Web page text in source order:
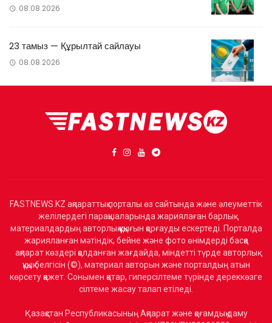
08.08.2026
23 тамыз — Құрылтай сайлауы
08.08.2026
FASTNEWS.KZ ақпараттық порталы өз сайтында және әлеуметтік
желілердегі парақшаларында жариялаған барлық
материалдардың авторлық құқығын қорғауды ескертеді. Порталда
жарияланған мәтіндік, бейне және фото өнімдерді басқа
ақпарат көздері қолданған жағдайда, міндетті түрде авторлық
құқық белгісін (©), материал авторын және порталдың атын
көрсету қажет. Сонымен қатар, гиперсілтеме түрінде дереккөзге
сілтеме жасау талап етіледі.
Қазақстан Республикасының Ақпарат және қоғамдық даму